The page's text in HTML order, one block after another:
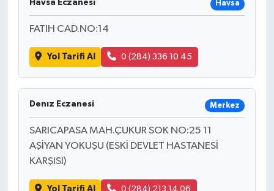
Havsa Eczanesi Havsa
FATIH CAD.NO:14
Yol Tarifi Al 0 (284) 336 10 45
Denız Eczanesi Merkez
SARICAPASA MAH.ÇUKUR SOK NO:25 11
AŞİYAN YOKUŞU (ESKİ DEVLET HASTANESİ
KARŞISI)
Yol Tarifi Al 0 (284) 213 14 06